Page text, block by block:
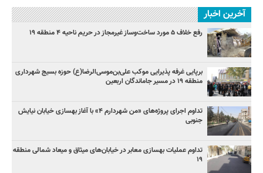
آخرین اخبار
رفع خلاف ۵ مورد ساخت‌وساز غیرمجاز در حریم ناحیه ۴ منطقه ۱۹
برپایی غرفه پذیرایی موکب علی‌بن‌موسی‌الرضا(ع) حوزه بسیج شهرداری
منطقه ۱۹ در مسیر جاماندگان اربعین
تداوم اجرای پروژه‌های «من شهردارم ۴» با آغاز بهسازی خیابان نیایش
جنوبی
تداوم عملیات بهسازی معابر در خیابان‌های میثاق و میعاد شمالی منطقه
۱۹